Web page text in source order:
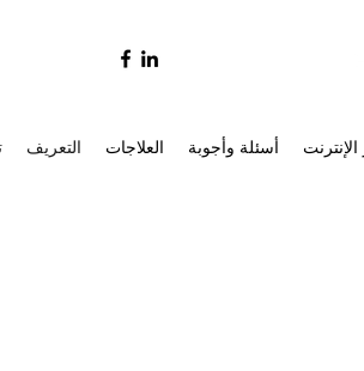
التعريف العلاجات أسئلة وأجوبة